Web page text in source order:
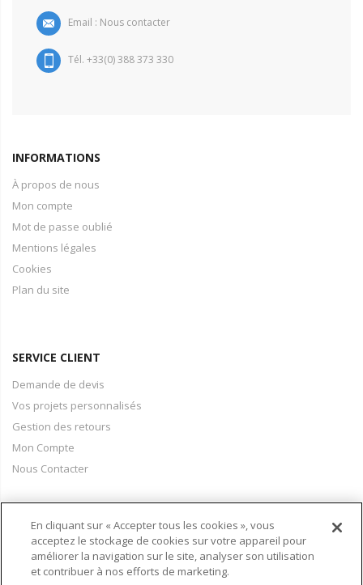
Email : Nous contacter
Tél. +33(0) 388 373 330
INFORMATIONS
À propos de nous
Mon compte
Mot de passe oublié
Mentions légales
Cookies
Plan du site
SERVICE CLIENT
Demande de devis
Vos projets personnalisés
Gestion des retours
Mon Compte
Nous Contacter
PAIEMENT & LIVRAISON
Conditions Générales de Vente
En cliquant sur « Accepter tous les cookies », vous
acceptez le stockage de cookies sur votre appareil pour
améliorer la navigation sur le site, analyser son utilisation
et contribuer à nos efforts de marketing.